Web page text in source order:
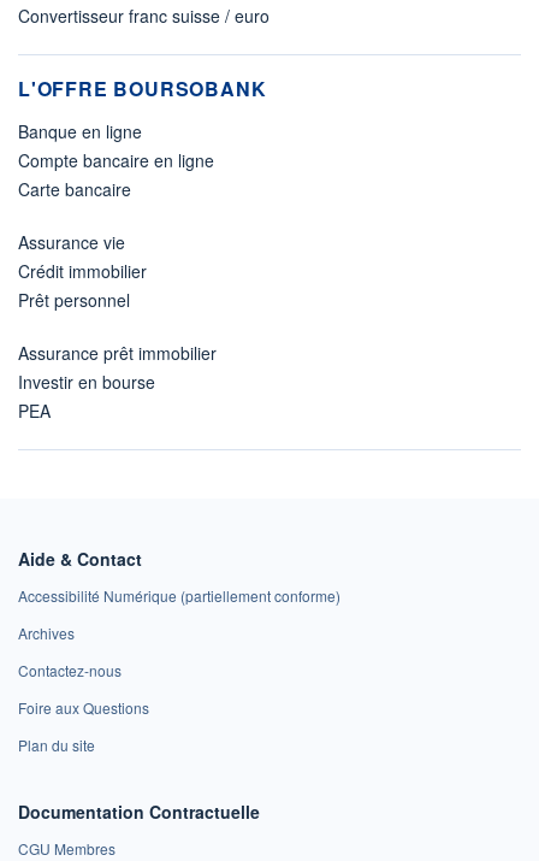
Convertisseur franc suisse / euro
L'OFFRE BOURSOBANK
Banque en ligne
Compte bancaire en ligne
Carte bancaire
Assurance vie
Crédit immobilier
Prêt personnel
Assurance prêt immobilier
Investir en bourse
PEA
Aide & Contact
Accessibilité Numérique (partiellement conforme)
Archives
Contactez-nous
Foire aux Questions
Plan du site
Documentation Contractuelle
CGU Membres